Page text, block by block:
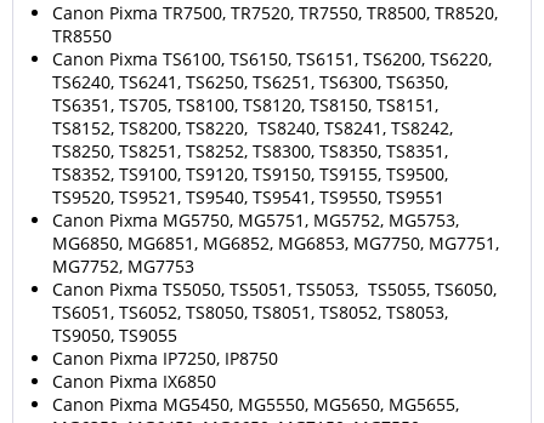
Canon Pixma TR7500, TR7520, TR7550, TR8500, TR8520,
TR8550
Canon Pixma TS6100, TS6150, TS6151, TS6200, TS6220,
TS6240, TS6241, TS6250, TS6251, TS6300, TS6350,
TS6351, TS705, TS8100, TS8120, TS8150, TS8151,
TS8152, TS8200, TS8220, TS8240, TS8241, TS8242,
TS8250, TS8251, TS8252, TS8300, TS8350, TS8351,
TS8352, TS9100, TS9120, TS9150, TS9155, TS9500,
TS9520, TS9521, TS9540, TS9541, TS9550, TS9551
Canon Pixma MG5750, MG5751, MG5752, MG5753,
MG6850, MG6851, MG6852, MG6853, MG7750, MG7751,
MG7752, MG7753
Canon Pixma TS5050, TS5051, TS5053, TS5055, TS6050,
TS6051, TS6052, TS8050, TS8051, TS8052, TS8053,
TS9050, TS9055
Canon Pixma IP7250, IP8750
Canon Pixma IX6850
Canon Pixma MG5450, MG5550, MG5650, MG5655,